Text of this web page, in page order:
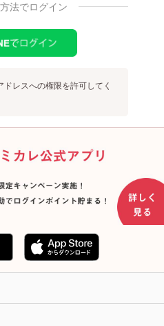
法でログイン
レスへの権限を許可してく